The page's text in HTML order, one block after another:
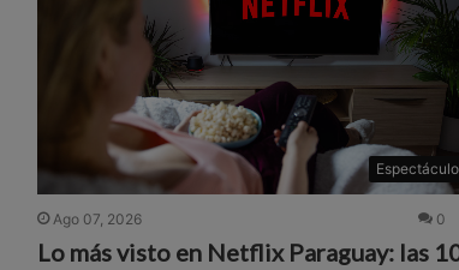
Ago 07, 2026 0
Lo más visto en Netflix Paraguay: las